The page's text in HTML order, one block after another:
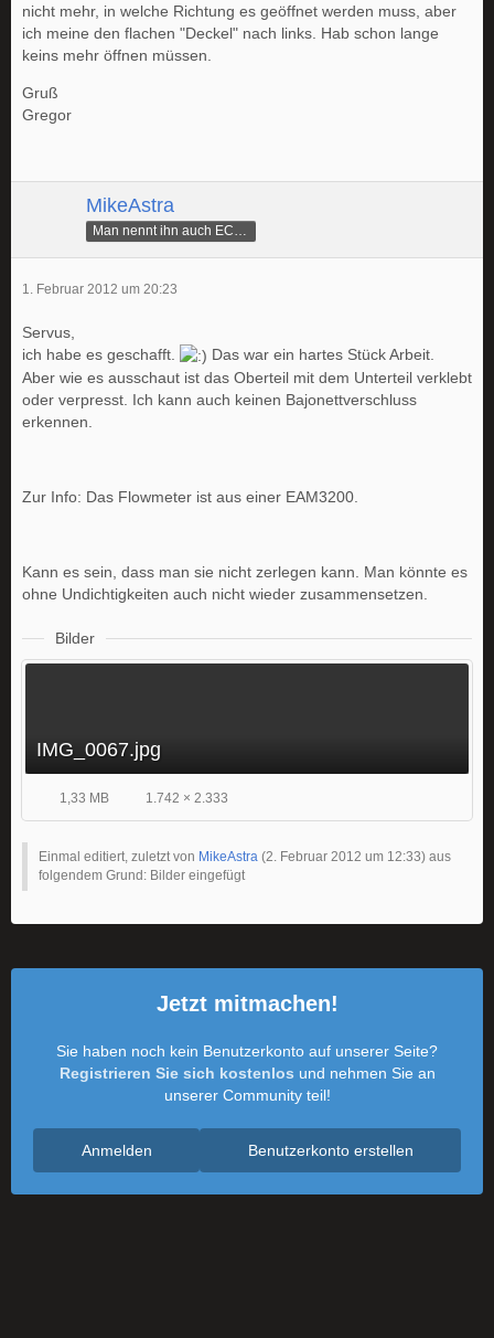
nicht mehr, in welche Richtung es geöffnet werden muss, aber
ich meine den flachen "Deckel" nach links. Hab schon lange
keins mehr öffnen müssen.
Gruß
Gregor
MikeAstra
1. Februar 2012 um 20:23
Servus,
ich habe es geschafft.
Das war ein hartes Stück Arbeit.
Aber wie es ausschaut ist das Oberteil mit dem Unterteil verklebt
oder verpresst. Ich kann auch keinen Bajonettverschluss
erkennen.
Zur Info: Das Flowmeter ist aus einer EAM3200.
Kann es sein, dass man sie nicht zerlegen kann. Man könnte es
ohne Undichtigkeiten auch nicht wieder zusammensetzen.
Bilder
IMG_0067.jpg
1,33 MB 1.742 × 2.333
Einmal editiert, zuletzt von MikeAstra (2. Februar 2012 um 12:33) aus
folgendem Grund: Bilder eingefügt
Jetzt mitmachen!
Sie haben noch kein Benutzerkonto auf unserer Seite?
Registrieren Sie sich kostenlos und nehmen Sie an
unserer Community teil!
Benutzerkonto erstellen
Anmelden